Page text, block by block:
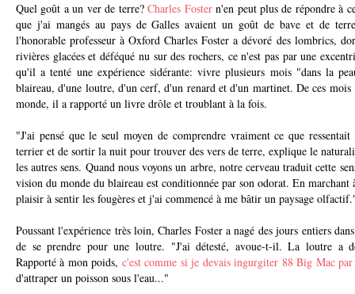
Quel goût a un ver de terre?Charles Fostern'en peut plus de répondre à
que j'ai mangés au pays de Galles avaient un goût de bave et de
l'honorable professeur à Oxford Charles Foster a dévoré des lombrics,
rivières glacées et déféqué nu sur des rochers, ce n'est pas par une
qu'il a tenté une expérience sidérante: vivre plusieurs mois "dans la
blaireau, d'une loutre, d'un cerf, d'un renard et d'un martinet. De ces mois
monde, il a rapporté un livre drôle et troublant à la fois.
"J'ai pensé que le seul moyen de comprendre vraiment ce que
terrier et de sortir la nuit pour trouver des vers de terre, explique le
les autres sens. Quand nous voyons un arbre, notre cerveau traduit cette
vision du monde du blaireau est conditionnée par son odorat. En
plaisir à sentir les fougères et j'ai commencé à me bâtir un paysage
Poussant l'expérience très loin, Charles Foster a nagé des jours entiers
de se prendre pour une loutre. "J'ai détesté, avoue-t-il. La loutre a
Rapporté à mon poids, c'est comme si je devais ingurgiter 88 Big Mac
d'attraper un poisson sous l'eau..."